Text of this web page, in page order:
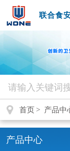
联合食
首页 产品中
产品中心